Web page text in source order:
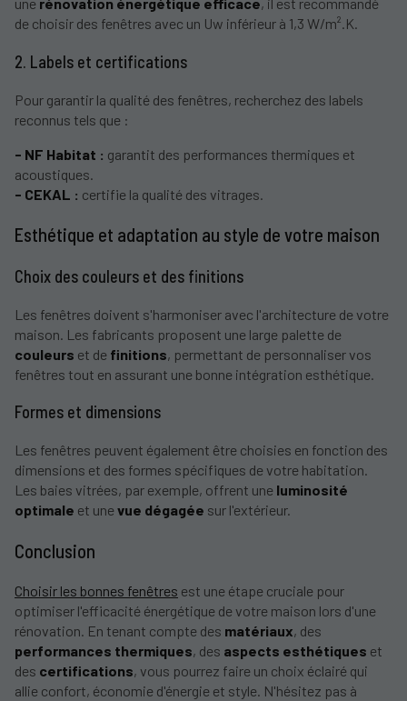
une rénovation énergétique efficace, il est recommandé
de choisir des fenêtres avec un Uw inférieur à 1,3 W/m².K.
2. Labels et certifications
Pour garantir la qualité des fenêtres, recherchez des labels
reconnus tels que :
- NF Habitat : garantit des performances thermiques et
acoustiques.
- CEKAL : certifie la qualité des vitrages.
Esthétique et adaptation au style de votre maison
Choix des couleurs et des finitions
Les fenêtres doivent s'harmoniser avec l'architecture de votre
maison. Les fabricants proposent une large palette de
couleurs et de finitions, permettant de personnaliser vos
fenêtres tout en assurant une bonne intégration esthétique.
Formes et dimensions
Les fenêtres peuvent également être choisies en fonction des
dimensions et des formes spécifiques de votre habitation.
Les baies vitrées, par exemple, offrent une luminosité
optimale et une vue dégagée sur l'extérieur.
Conclusion
Choisir les bonnes fenêtres est une étape cruciale pour
optimiser l'efficacité énergétique de votre maison lors d'une
rénovation. En tenant compte des matériaux, des
performances thermiques, des aspects esthétiques et
des certifications, vous pourrez faire un choix éclairé qui
allie confort, économie d'énergie et style. N'hésitez pas à